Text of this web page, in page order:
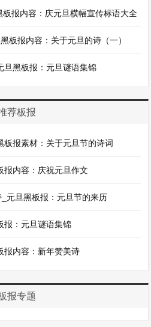
报内容：庆元旦横幅宣传标语大全
板报内容：关于元旦的诗（一）
旦黑板报：元旦谜语集锦
荐板报
板报素材：关于元旦节的诗词
报内容：庆祝元旦作文
元旦黑板报：元旦节的来历
报：元旦谜语集锦
报内容：新年赞美诗
报专题